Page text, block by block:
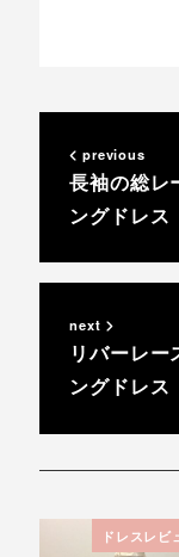
previous
長袖の総レ
ングドレス
next
リバーレー
ングドレス
ドレスレビ